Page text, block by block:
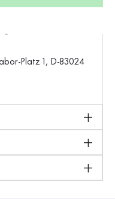
€
Platz 1, D-83024